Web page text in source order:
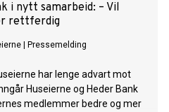
i nytt samarbeid: – Vil
rettferdig
Pressemelding
har lenge advart mot
Huseierne og Heder Bank
medlemmer bedre og mer